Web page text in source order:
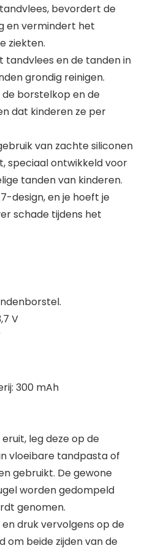
bevordert de
en vermindert het
ziekten.
tandvlees en de tanden in
grondig reinigen.
borstelkop en de
dat kinderen ze per
van zachte siliconen
speciaal ontwikkeld voor
tanden van kinderen.
design, en je hoeft je
schade tijdens het
V
300 mAh
leg deze op de
vloeibare tandpasta of
gebruikt. De gewone
worden gedompeld
genomen.
druk vervolgens op de
om beide zijden van de